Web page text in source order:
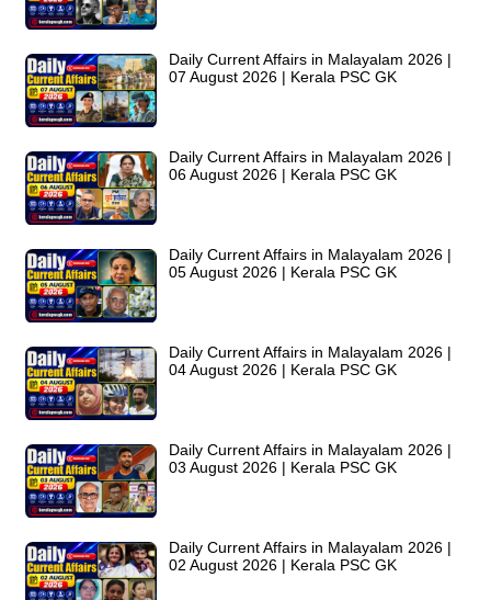
Daily Current Affairs in Malayalam 2026 |
07 August 2026 | Kerala PSC GK
Daily Current Affairs in Malayalam 2026 |
06 August 2026 | Kerala PSC GK
Daily Current Affairs in Malayalam 2026 |
05 August 2026 | Kerala PSC GK
Daily Current Affairs in Malayalam 2026 |
04 August 2026 | Kerala PSC GK
Daily Current Affairs in Malayalam 2026 |
03 August 2026 | Kerala PSC GK
Daily Current Affairs in Malayalam 2026 |
02 August 2026 | Kerala PSC GK